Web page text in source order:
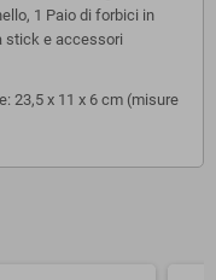
1 Paio di forbici in
stick e accessori
23,5 x 11 x 6 cm (misure